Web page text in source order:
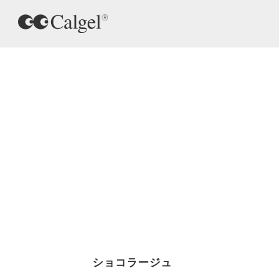
ショコラージュ